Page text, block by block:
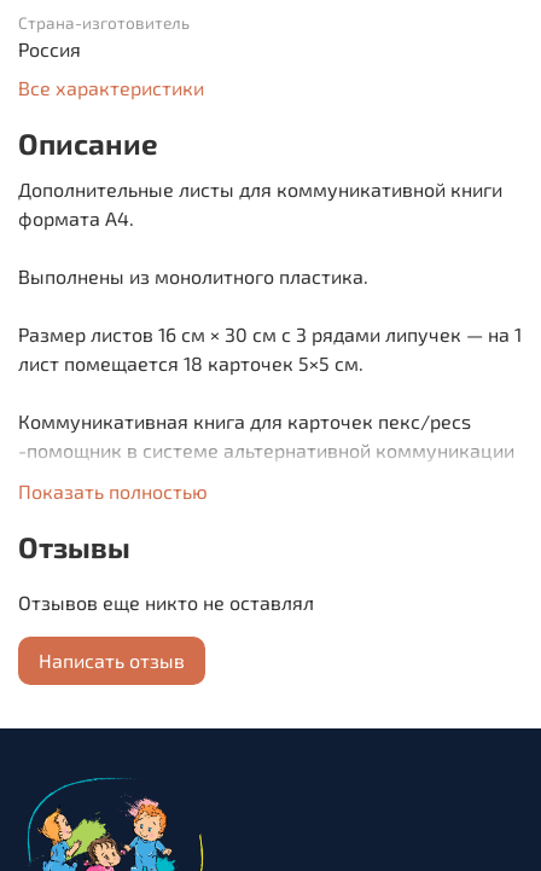
Страна-изготовитель
Россия
Все характеристики
Описание
Дополнительные листы для коммуникативной книги
формата А4.
Выполнены из монолитного пластика.
Размер листов 16 см × 30 см с 3 рядами липучек — на 1
лист помещается 18 карточек 5×5 см.
Коммуникативная книга для карточек пекс/pecs
-помощник в системе альтернативной коммуникации
Показать полностью
Отзывы
Отзывов еще никто не оставлял
Написать отзыв